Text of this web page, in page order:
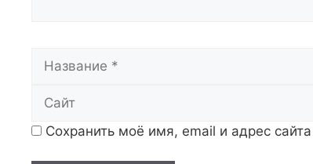
Сохранить моё имя, email и адрес